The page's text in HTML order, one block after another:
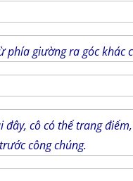
phía giường ra góc khác
cô có thể trang
công chúng.